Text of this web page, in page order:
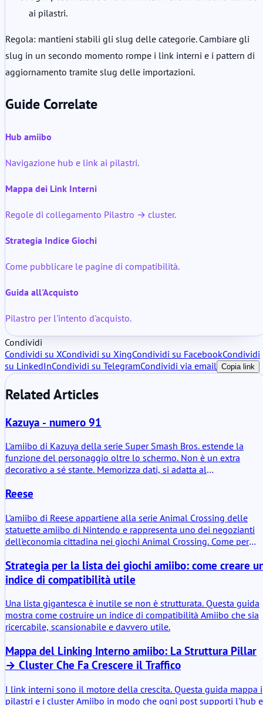
ai pilastri.
Regola: mantieni stabili gli slug delle categorie. Cambiare gli
slug in un secondo momento rompe i link interni e i pattern di
aggiornamento tramite slug delle importazioni.
Guide Correlate
Hub amiibo
Navigazione hub e link ai pilastri.
Mappa dei Link Interni
Regole di collegamento Pilastro → cluster.
Strategia Indice Giochi
Come pubblicare le pagine di compatibilità.
Guida all'Acquisto
Pilastro per l'intento d'acquisto.
Condividi
Condividi su XCondividi su XingCondividi su FacebookCondividi
su LinkedInCondividi su TelegramCondividi via email Copia link
Related Articles
Kazuya - numero 91
L'amiibo di Kazuya della serie Super Smash Bros. estende la
funzione del personaggio oltre lo schermo. Non è un extra
decorativo a sé stante. Memorizza dati, si adatta al
schemi appresi. Nell'uso pratico, diventa un partner di
continuità. Gli incontri non finiscono semplicemente; si
accumulano.
Reese
L'amiibo di Reese appartiene alla serie Animal Crossing delle
statuette amiibo di Nintendo e rappresenta uno dei negozianti
dell'economia cittadina nei giochi Animal Crossing. Come per
di plastica in sé e più nel chip NFC all'interno della base.
viene scansionata con sistemi Nintendo compatibili, la statuetta
attiva piccole interazioni di gioco, sblocca apparizioni di
personaggi o abilita dialoghi e oggetti aggiuntivi a seconda del
titolo.
Strategia per la lista dei giochi amiibo: come creare
indice di compatibilità utile
Una lista gigantesca è inutile se non è strutturata. Questa guida
mostra come costruire un indice di compatibilità Amiibo che sia
ricercabile, scansionabile e davvero utile.
Mappa del Linking Interno amiibo: La Struttura Pillar
→ Cluster Che Fa Crescere il Traffico
I link interni sono il motore della crescita. Questa guida mappa i
pilastri e i cluster Amiibo in modo che ogni post supporti l'hub e